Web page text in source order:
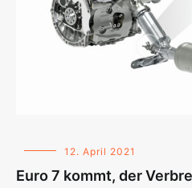
12. April 2021
Euro 7 kommt, der